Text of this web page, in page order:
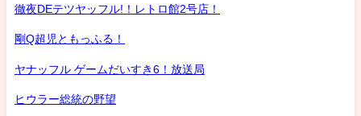
徹夜DEテツヤッフル!！レトロ館2号店！
剛Q超児ともっふる！
ヤナッフル ゲームだいすき6！放送局
ヒウラー総統の野望